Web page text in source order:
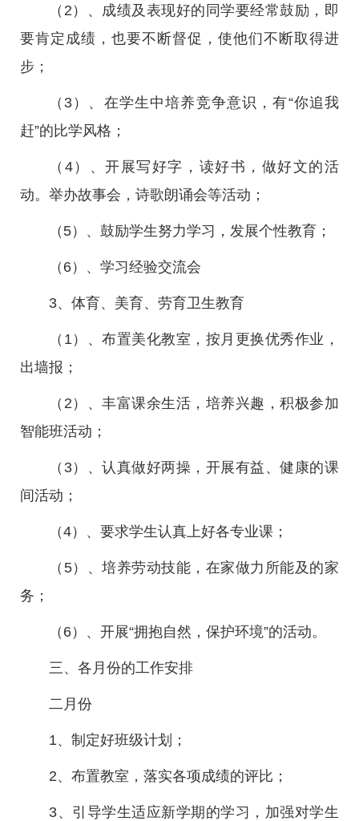
（2）、成绩及表现好的同学要经常鼓励，即
要肯定成绩，也要不断督促，使他们不断取得进
步；
（3）、在学生中培养竞争意识，有“你追我
赶”的比学风格；
（4）、开展写好字，读好书，做好文的活
动。举办故事会，诗歌朗诵会等活动；
（5）、鼓励学生努力学习，发展个性教育；
（6）、学习经验交流会
3、体育、美育、劳育卫生教育
（1）、布置美化教室，按月更换优秀作业，
出墙报；
（2）、丰富课余生活，培养兴趣，积极参加
智能班活动；
（3）、认真做好两操，开展有益、健康的课
间活动；
（4）、要求学生认真上好各专业课；
（5）、培养劳动技能，在家做力所能及的家
务；
（6）、开展“拥抱自然，保护环境”的活动。
三、各月份的工作安排
二月份
1、制定好班级计划；
2、布置教室，落实各项成绩的评比；
3、引导学生适应新学期的学习，加强对学生